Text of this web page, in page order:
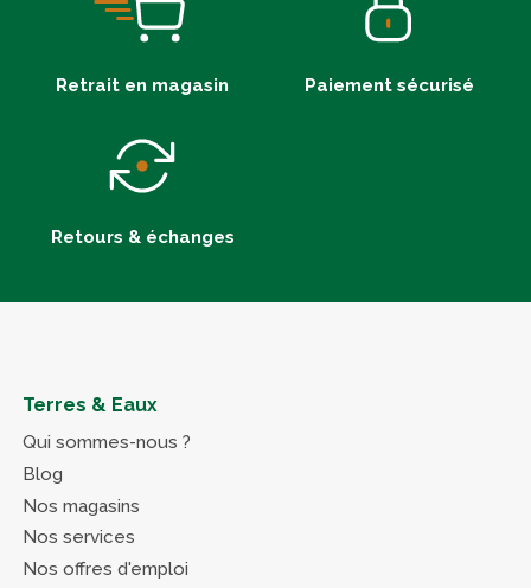
Retrait en magasin Paiement sécurisé
Retours & échanges
Terres & Eaux
Qui sommes-nous ?
Blog
Nos magasins
Nos services
Nos offres d'emploi